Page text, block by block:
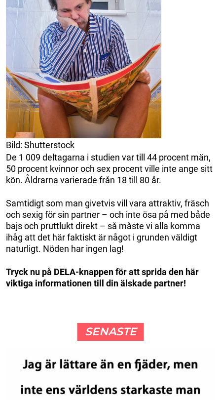
Bild: Shutterstock
De 1 009 deltagarna i studien var till 44 procent män,
50 procent kvinnor och sex procent ville inte ange sitt
kön. Åldrarna varierade från 18 till 80 år.
Samtidigt som man givetvis vill vara attraktiv, fräsch
och sexig för sin partner – och inte ösa på med både
bajs och pruttlukt direkt – så måste vi alla komma
ihåg att det här faktiskt är något i grunden väldigt
naturligt. Nöden har ingen lag!
Tryck nu på DELA-knappen för att sprida den här
viktiga informationen till din älskade partner!
SENASTE